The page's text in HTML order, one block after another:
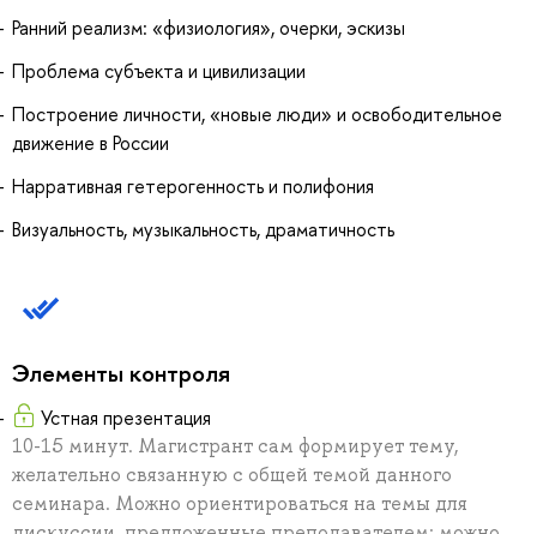
Ранний реализм: «физиология», очерки, эскизы
Проблема субъекта и цивилизации
Построение личности, «новые люди» и освободительное
движение в России
Нарративная гетерогенность и полифония
Визуальность, музыкальность, драматичность
Элементы контроля
Устная презентация
10-15 минут. Магистрант сам формирует тему,
желательно связанную с общей темой данного
семинара. Можно ориентироваться на темы для